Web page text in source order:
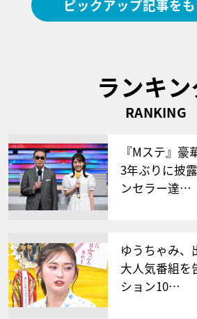
ピックアップ記事を
ランキ
RANKING
『Mステ』
3年ぶりに披
ンセラー達…
ゆうちゃみ、
大人気番組を
ション10…